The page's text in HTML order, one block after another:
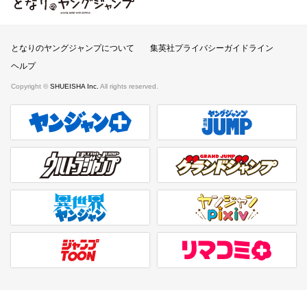
となりのヤングジャンプ
となりのヤングジャンプについて
集英社プライバシーガイドライン
ヘルプ
Copyright © SHUEISHA Inc. All rights reserved.
ヤンジャンプラス 週刊ヤングジャンプ公式サイト
ウルトラジャンプ グランドジャンプ
異世界ヤンジャン ヤンジャンpixiv
ジャンプTOON リマコミ＋